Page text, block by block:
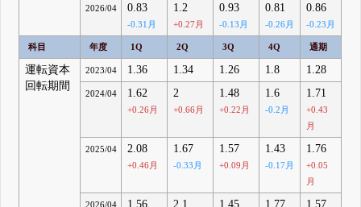
2026/04 0.83
-0.31月
1.2
+0.27月
0.93
-0.13月
0.81
-0.26月
0.86
-0.23月
科目 年度 1Q 2Q 3Q 4Q 通期
運転資本
回転期間
2023/04 1.36 1.34 1.26 1.8 1.28
2024/04 1.62
+0.26月
2
+0.66月
1.48
+0.22月
1.6
-0.2月
1.71
+0.43
月
2025/04 2.08
+0.46月
1.67
-0.33月
1.57
+0.09月
1.43
-0.17月
1.76
+0.05
月
2026/04 1.56 2.1 1.45 1.77 1.57